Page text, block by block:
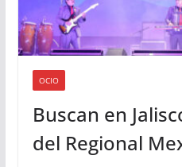
OCIO
Buscan en
del Regional